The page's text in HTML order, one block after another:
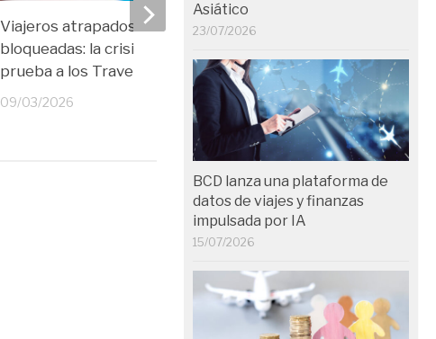
Viajeros atrapados y rutas
bloqueadas: la crisis que pone a
prueba a los Travel Managers
09/03/2026
04/03/2026
Asiático
23/07/2026
BCD lanza una plataforma de
datos de viajes y finanzas
impulsada por IA
15/07/2026